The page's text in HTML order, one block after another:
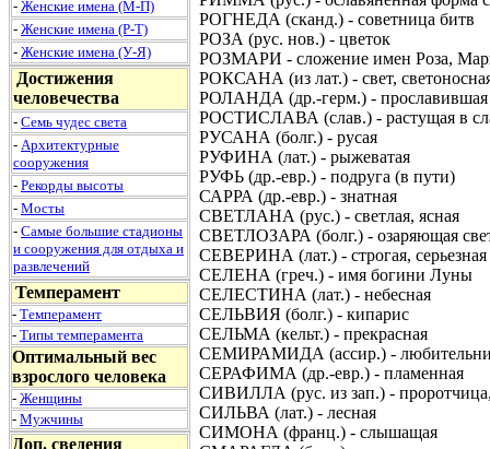
- Женские имена (М-П)
- Женские имена (Р-Т)
- Женские имена (У-Я)
Достижения
человечества
- Семь чудес света
- Архитектурные
сооружения
- Рекорды высоты
- Мосты
- Самые большие стадионы
и сооружения для отдыха и
развлечений
Темперамент
- Темперамент
- Типы темперамента
Оптимальный вес
взрослого человека
- Женщины
- Мужчины
Доп. сведения
РОГНЕДА (сканд.) - советница битв
РОЗА (рус. нов.) - цветок
РОЗМАРИ - сложение имен Роза,
РОКСАНА (из лат.) - свет,
РОЛАНДА (др.-герм.) - прославившая
РОСТИСЛАВА (слав.) - растущая в
РУСАНА (болг.) - русая
РУФИНА (лат.) - рыжеватая
РУФЬ (др.-евр.) - подруга (в пути)
САРРА (др.-евр.) - знатная
СВЕТЛАНА (рус.) - светлая, ясная
СВЕТЛОЗАРА (болг.) - озаряющая
СЕВЕРИНА (лат.) - строгая, серьезная
СЕЛЕНА (греч.) - имя богини Луны
СЕЛЕСТИНА (лат.) - небесная
СЕЛЬВИЯ (болг.) - кипарис
СЕЛЬМА (кельт.) - прекрасная
СЕМИРАМИДА (ассир.) -
СЕРАФИМА (др.-евр.) - пламенная
СИВИЛЛА (рус. из зап.) - проротчица,
СИЛЬВА (лат.) - лесная
СИМОНА (франц.) - слышащая